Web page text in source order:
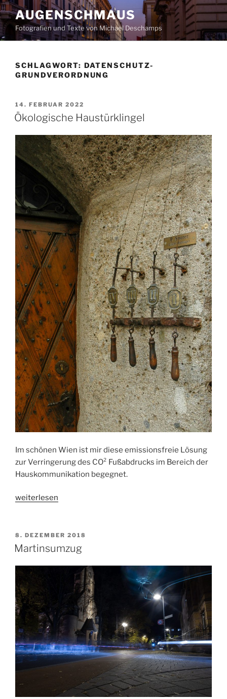
Zum
Inhalt
springen
AUGENSCHMAUS
Fotografien und Texte von Michael Deschamps
SCHLAGWORT: DATENSCHUTZ-
GRUNDVERORDNUNG
VERÖFFENTLICHT
AM
14. FEBRUAR 2022
Ökologische Haustürklingel
Im schönen Wien ist mir diese emissionsfreie Lösung
zur Verringerung des CO² Fußabdrucks im Bereich der
Hauskommunikation begegnet.
„Ökologische
weiterlesen
VERÖFFENTLICHT
AM
8. DEZEMBER 2018
Martinsumzug